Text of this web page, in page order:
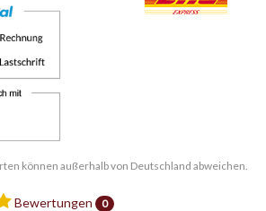
können außerhalb von Deutschland abweichen.
Bewertungen 0